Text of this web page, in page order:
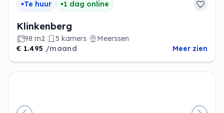
Te huur 1 dag online
Klinkenberg
98 m2 5 kamers
Meerssen
€ 1.495 /maand Meer zien